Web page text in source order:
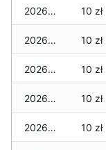
2026-05-03 10 zł
2026-05-02 10 zł
2026-05-01 10 zł
2026-04-30 10 zł
2026-04-29 10 zł